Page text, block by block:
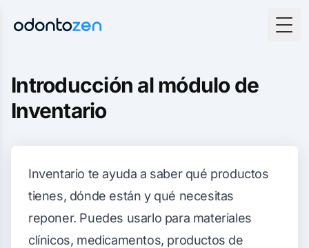
Introducción al módulo de
Inventario
Inventario te ayuda a saber qué productos
tienes, dónde están y qué necesitas
reponer. Puedes usarlo para materiales
clínicos, medicamentos, productos de